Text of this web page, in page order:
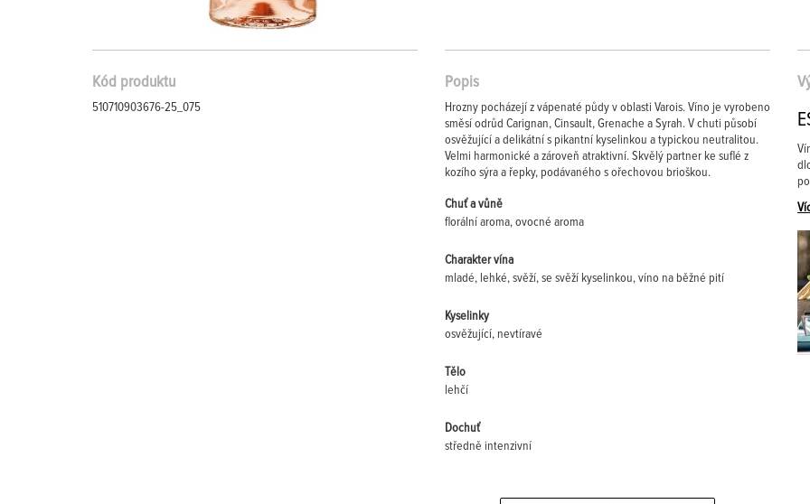
Kód produktu
510710903676-25_075
Popis
Hrozny pocházejí z vápenaté půdy v oblasti Varois. Víno je vyrobeno
směsí odrůd Carignan, Cinsault, Grenache a Syrah. V chuti působí
osvěžující a delikátní s pikantní kyselinkou a typickou neutralitou.
Velmi harmonické a zároveň atraktivní. Skvělý partner ke suflé z
kozího sýra a řepky, podávaného s ořechovou brioškou.
Chuť a vůně
florální aroma, ovocné aroma
Charakter vína
mladé, lehké, svěží, se svěží kyselinkou, víno na běžné pití
Kyselinky
osvěžující, nevtíravé
Tělo
lehčí
Dochuť
středně intenzivní